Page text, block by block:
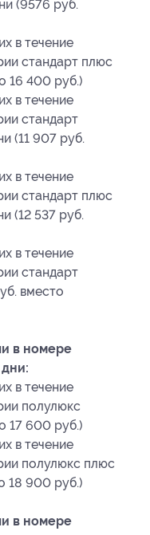
(9576 руб.
в течение
стандарт плюс
16 400 руб.)
в течение
стандарт
(11 907 руб.
в течение
стандарт плюс
(12 537 руб.
в течение
стандарт
вместо
в номере
в течение
полулюкс
17 600 руб.)
в течение
полулюкс плюс
18 900 руб.)
в номере